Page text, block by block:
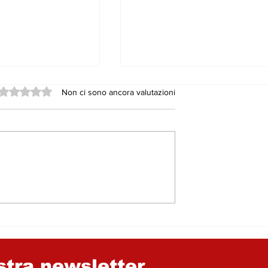
E GLI
ZIO GIULIANO
0 stelle su 5.
Non ci sono ancora valutazioni